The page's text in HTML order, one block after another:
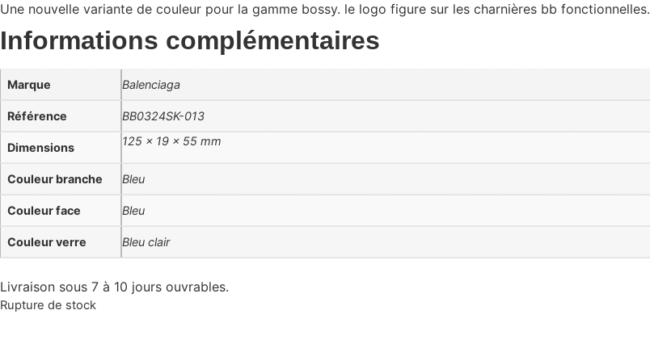
Une nouvelle variante de couleur pour la gamme bossy. le logo figure sur les charnières bb fonctionnelles.
Informations complémentaires
Référence BB0324SK-013
Dimensions 125 × 19 × 55 mm
Couleur branche Bleu
Couleur face Bleu
Couleur verre Bleu clair
Marque Balenciaga
Livraison sous 7 à 10 jours ouvrables.
Rupture de stock